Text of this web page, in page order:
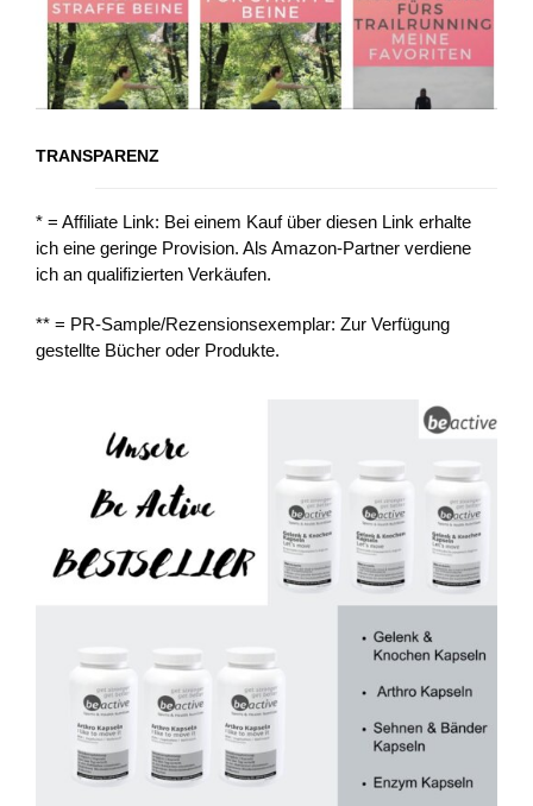
TRANSPARENZ
* = Affiliate Link: Bei einem Kauf über diesen Link erhalte
ich eine geringe Provision. Als Amazon-Partner verdiene
ich an qualifizierten Verkäufen.
** = PR-Sample/Rezensionsexemplar: Zur Verfügung
gestellte Bücher oder Produkte.